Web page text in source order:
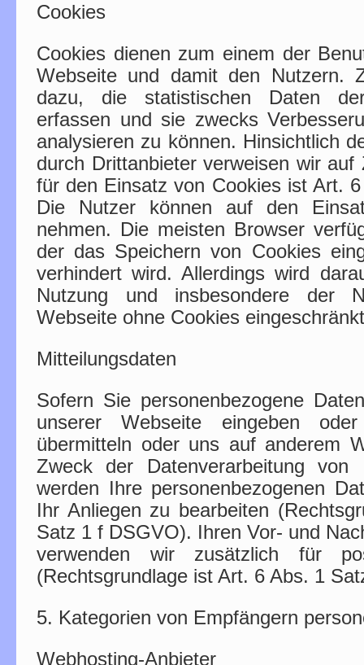
Cookies
Cookies dienen zum einem der
Webseite und damit den Nutzern.
dazu, die statistischen Daten
erfassen und sie zwecks
analysieren zu können. Hinsichtlich
durch Drittanbieter verweisen wir
für den Einsatz von Cookies ist Art.
Die Nutzer können auf den
nehmen. Die meisten Browser
der das Speichern von Cookies
verhindert wird. Allerdings wird
Nutzung und insbesondere der
Webseite ohne Cookies
Mitteilungsdaten
Sofern Sie personenbezogene
unserer Webseite eingeben
übermitteln oder uns auf anderem
Zweck der Datenverarbeitung
werden Ihre personenbezogenen
Ihr Anliegen zu bearbeiten
Satz 1 f DSGVO). Ihren Vor- und
verwenden wir zusätzlich für
(Rechtsgrundlage ist Art. 6 Abs. 1
5. Kategorien von Empfängern
Webhosting-Anbieter